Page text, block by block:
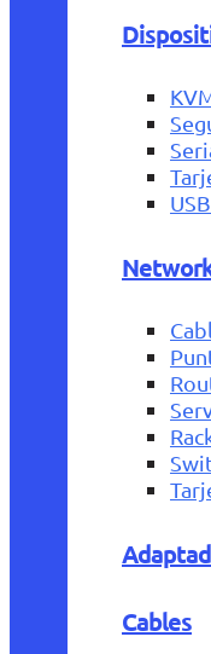
Cables